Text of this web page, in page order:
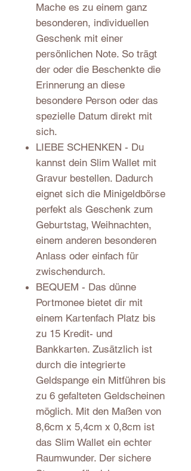
Mache es zu einem ganz
besonderen, individuellen
Geschenk mit einer
persönlichen Note. So trägt
der oder die Beschenkte die
Erinnerung an diese
besondere Person oder das
spezielle Datum direkt mit
sich.
LIEBE SCHENKEN - Du
kannst dein Slim Wallet mit
Gravur bestellen. Dadurch
eignet sich die Minigeldbörse
perfekt als Geschenk zum
Geburtstag, Weihnachten,
einem anderen besonderen
Anlass oder einfach für
zwischendurch.
BEQUEM - Das dünne
Portmonee bietet dir mit
einem Kartenfach Platz bis
zu 15 Kredit- und
Bankkarten. Zusätzlich ist
durch die integrierte
Geldspange ein Mitführen bis
zu 6 gefalteten Geldscheinen
möglich. Mit den Maßen von
8,6cm x 5,4cm x 0,8cm ist
das Slim Wallet ein echter
Raumwunder. Der sichere